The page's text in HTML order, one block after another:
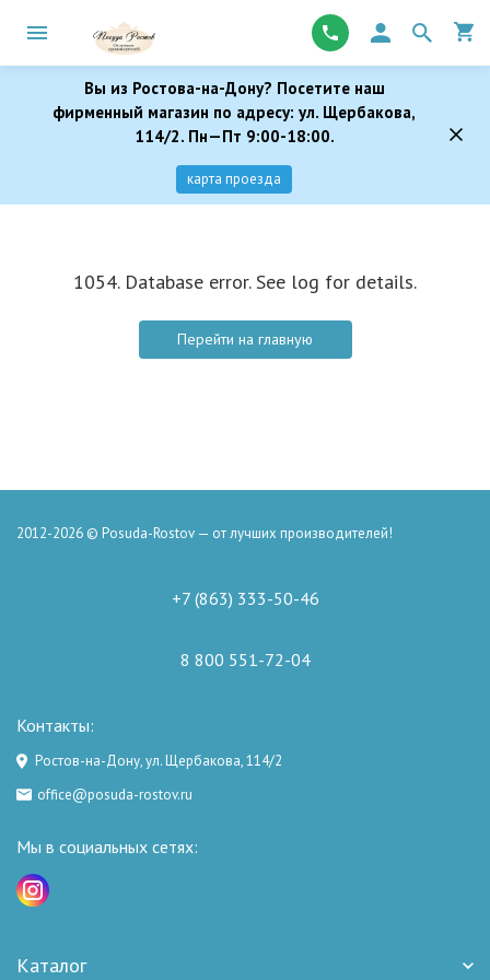
Вы из Ростова-на-Дону? Посетите наш
фирменный магазин по адресу: ул. Щербакова,
114/2. Пн—Пт 9:00-18:00.
карта проезда
1054. Database error. See log for details.
Перейти на главную
2012-2026 © Posuda-Rostov — от лучших производителей!
+7 (863) 333-50-46
8 800 551-72-04
Контакты:
Ростов-на-Дону, ул. Щербакова, 114/2
office@posuda-rostov.ru
Мы в социальных сетях:
Каталог